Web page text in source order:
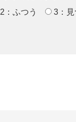
2：ふつう 3：見